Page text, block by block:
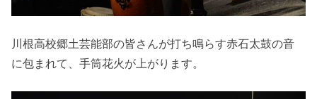
川根高校郷土芸能部の皆さんが打ち鳴らす赤石太鼓の音
に包まれて、手筒花火が上がります。